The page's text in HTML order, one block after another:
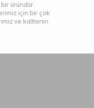
üründür.
için bir çok
ve kalitenin